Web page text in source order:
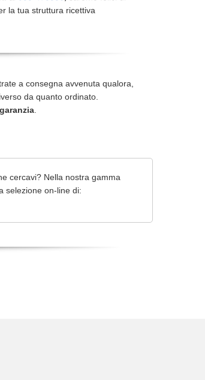
la tua struttura ricettiva
a consegna avvenuta qualora,
da quanto ordinato.
cercavi? Nella nostra gamma
selezione on-line di: